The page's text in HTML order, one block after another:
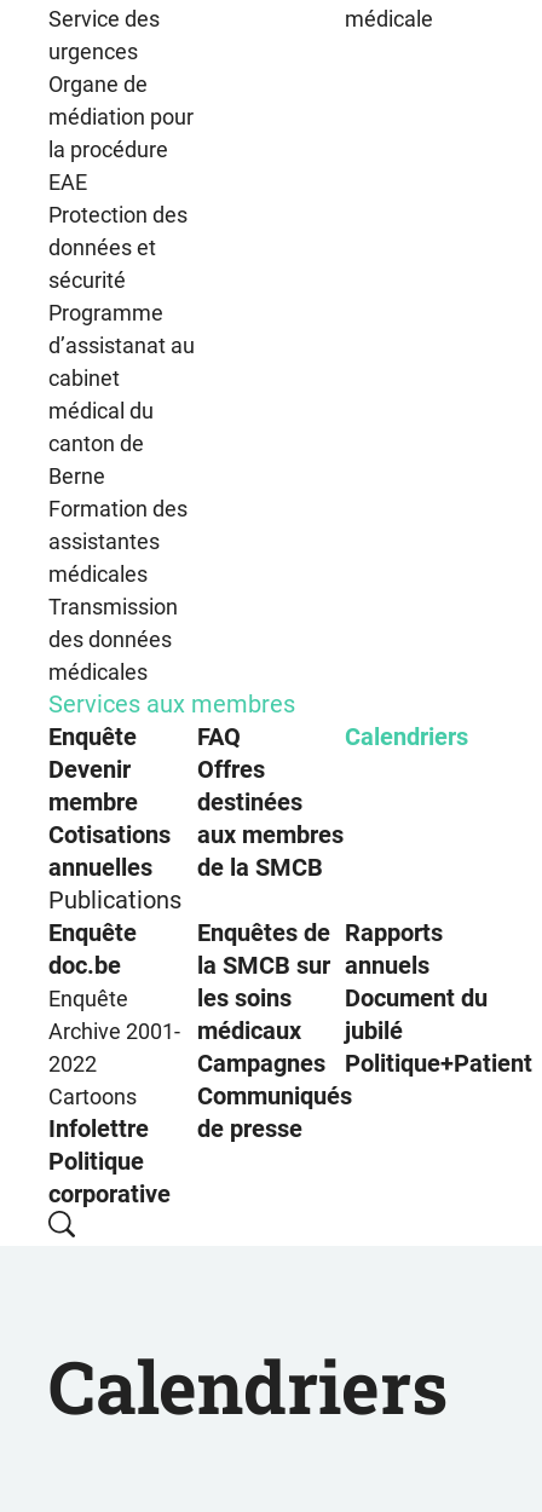
Service des
urgences
Organe de
médiation pour
la procédure
EAE
Protection des
données et
sécurité
Programme
d’assistanat au
cabinet
médical du
canton de
Berne
Formation des
assistantes
médicales
Transmission
des données
médicales
médicale
Services aux membres
Enquête
Devenir
membre
Cotisations
annuelles
FAQ
Offres
destinées
aux membres
de la SMCB
Calendriers
Publications
Enquête
doc.be
Enquête
Archive 2001-
2022
Cartoons
Infolettre
Politique
corporative
Enquêtes de
la SMCB sur
les soins
médicaux
Campagnes
Communiqués
de presse
Rapports
annuels
Document du
jubilé
Politique+Patient
Calendriers